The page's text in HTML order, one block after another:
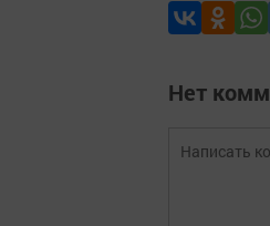
Нет